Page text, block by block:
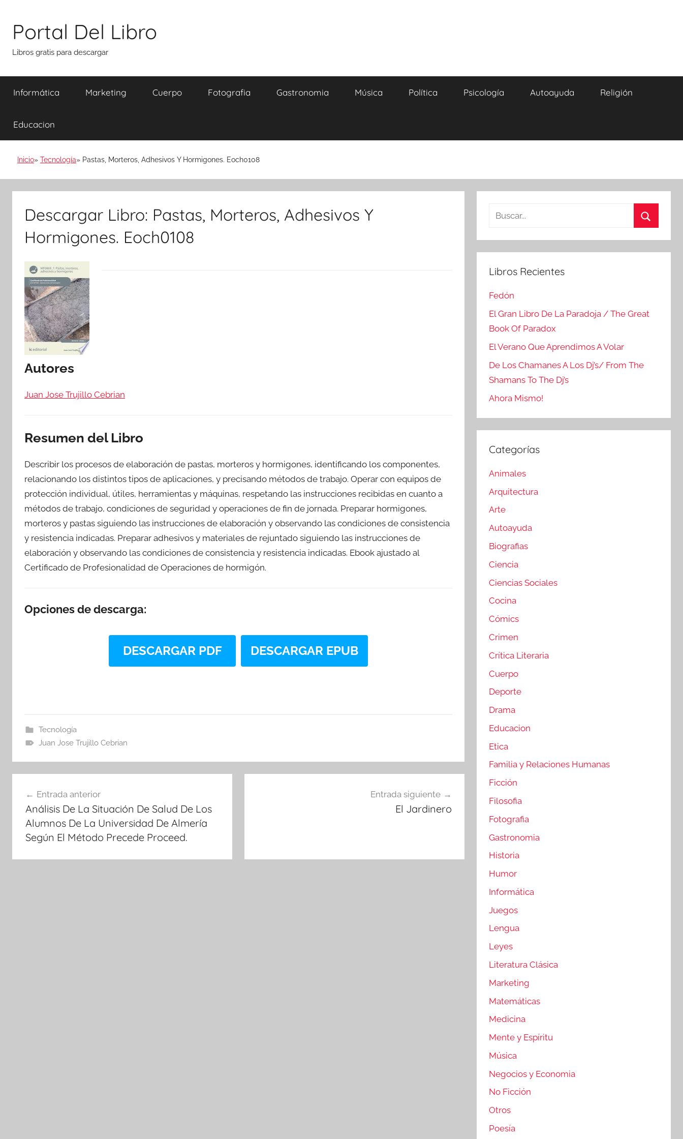
contenido
Portal Del Libro
Libros gratis para descargar
Informática Marketing Cuerpo Fotografia Gastronomia Música Política Psicología Autoayuda Religión
Educacion
Inicio Tecnología Pastas, Morteros, Adhesivos Y Hormigones. Eoch0108
Descargar Libro: Pastas, Morteros, Adhesivos Y
Hormigones. Eoch0108
Autores
Juan Jose Trujillo Cebrian
Resumen del Libro
Describir los procesos de elaboración de pastas, morteros y hormigones, identificando los componentes,
relacionando los distintos tipos de aplicaciones, y precisando métodos de trabajo. Operar con equipos de
protección individual, útiles, herramientas y máquinas, respetando las instrucciones recibidas en cuanto a
métodos de trabajo, condiciones de seguridad y operaciones de fin de jornada. Preparar hormigones,
morteros y pastas siguiendo las instrucciones de elaboración y observando las condiciones de consistencia
y resistencia indicadas. Preparar adhesivos y materiales de rejuntado siguiendo las instrucciones de
elaboración y observando las condiciones de consistencia y resistencia indicadas. Ebook ajustado al
Certificado de Profesionalidad de Operaciones de hormigón.
Opciones de descarga:
DESCARGAR PDF DESCARGAR EPUB
Tecnología
Juan Jose Trujillo Cebrian
de
entradas
Entrada anterior
Análisis De La Situación De Salud De Los
Alumnos De La Universidad De Almería
Según El Método Precede Proceed.
Entrada siguiente
El Jardinero
Buscar:
Libros Recientes
Fedón
El Gran Libro De La Paradoja / The Great
Book Of Paradox
El Verano Que Aprendimos A Volar
De Los Chamanes A Los Dj’s/ From The
Shamans To The Dj’s
Ahora Mismo!
Categorías
Animales
Arquitectura
Arte
Autoayuda
Biografias
Ciencia
Ciencias Sociales
Cocina
Cómics
Crimen
Crítica Literaria
Cuerpo
Deporte
Drama
Educacion
Etica
Familia y Relaciones Humanas
Ficción
Filosofia
Fotografia
Gastronomia
Historia
Humor
Informática
Juegos
Lengua
Leyes
Literatura Clásica
Marketing
Matemáticas
Medicina
Mente y Espíritu
Música
Negocios y Economia
No Ficción
Otros
Poesía